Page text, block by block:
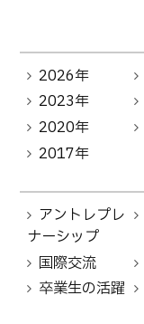
2026年
2023年
2020年
2017年
アントレプレ
ナーシップ
国際交流
卒業生の活躍